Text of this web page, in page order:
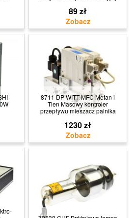
89 zł
8711 DP WITT MFC Metan i
Tlen Masowy kontroler
przepływu mieszacz palnika
1230 zł